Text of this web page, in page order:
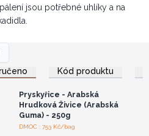
jsou potřebné uhlíky a na
Kód produktu
zaregistrujte pro
velkoobchodní ceny
Pryskyřice - Arabská
Hrudková Živice (Arabská
Guma) - 250g
DMOC : 753 Kč/bag
Přihlaste se nebo se